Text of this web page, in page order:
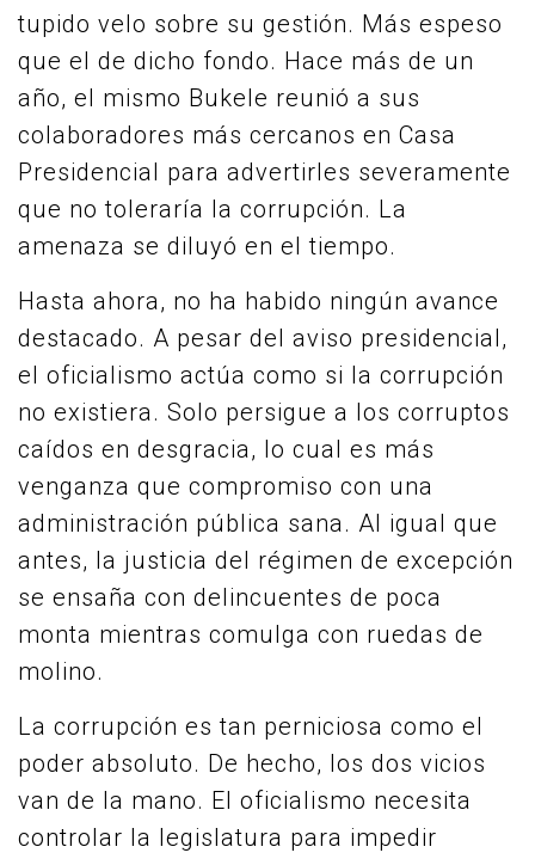
tupido velo sobre su gestión. Más espeso
que el de dicho fondo. Hace más de un
año, el mismo Bukele reunió a sus
colaboradores más cercanos en Casa
Presidencial para advertirles severamente
que no toleraría la corrupción. La
amenaza se diluyó en el tiempo.
Hasta ahora, no ha habido ningún avance
destacado. A pesar del aviso presidencial,
el oficialismo actúa como si la corrupción
no existiera. Solo persigue a los corruptos
caídos en desgracia, lo cual es más
venganza que compromiso con una
administración pública sana. Al igual que
antes, la justicia del régimen de excepción
se ensaña con delincuentes de poca
monta mientras comulga con ruedas de
molino.
La corrupción es tan perniciosa como el
poder absoluto. De hecho, los dos vicios
van de la mano. El oficialismo necesita
controlar la legislatura para impedir